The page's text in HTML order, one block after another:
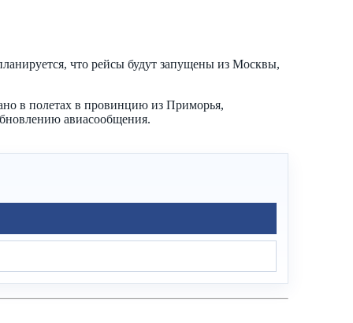
что рейсы будут запущены из Москвы,
в полетах в провинцию из Приморья,
авиасообщения.